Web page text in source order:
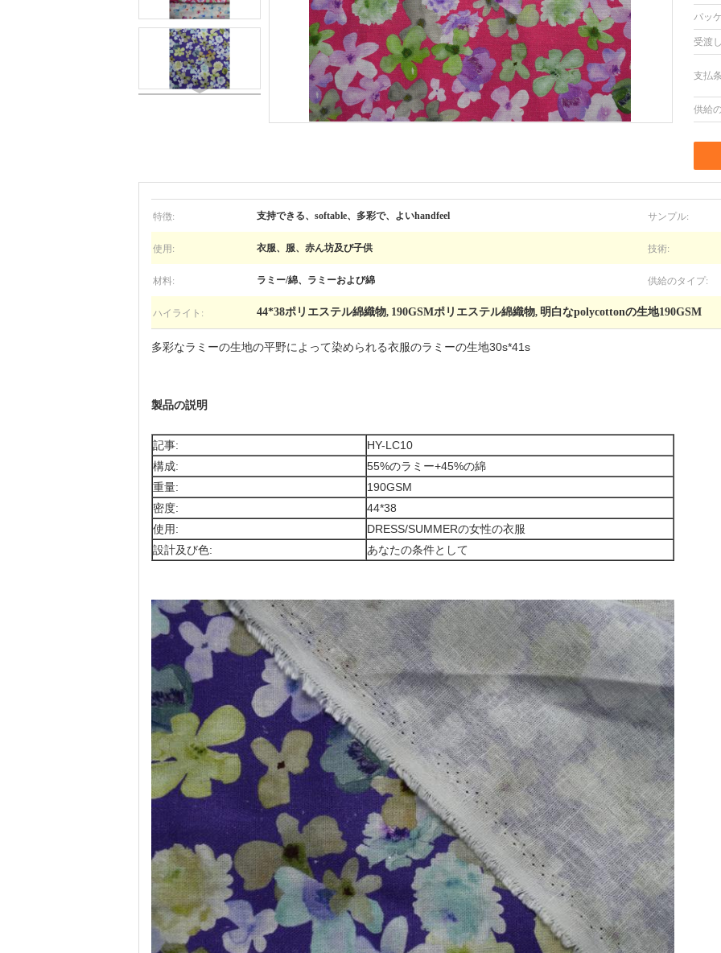
パッ
受渡
支払
供給
特徴: 支持できる、softable、多彩で、よいhandfeel サンプル:
使用: 衣服、服、赤ん坊及び子供 技術:
材料: ラミー/綿、ラミーおよび綿 供給のタイプ:
ハイライト: 44*38ポリエステル綿織物, 190GSMポリエステル綿織物, 明白なpolycottonの生地190GSM
多彩なラミーの生地の平野によって染められる衣服のラミーの生地30s*41s
製品の説明
記事:
HY-LC10
構成:
55%のラミー+45%の綿
重量:
190GSM
密度:
44*38
使用:
DRESS/SUMMERの女性の衣服
設計及び色:
あなたの条件として